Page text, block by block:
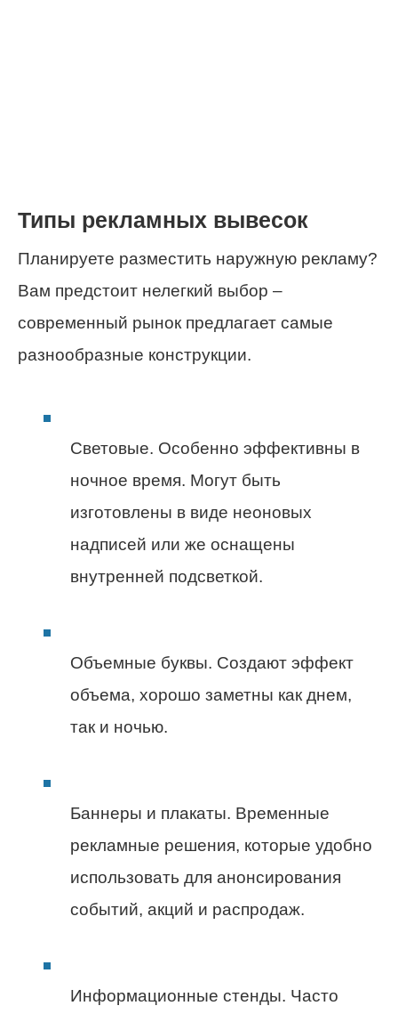
Типы рекламных вывесок
Планируете разместить наружную рекламу?
Вам предстоит нелегкий выбор –
современный рынок предлагает самые
разнообразные конструкции.
Световые. Особенно эффективны в
ночное время. Могут быть
изготовлены в виде неоновых
надписей или же оснащены
внутренней подсветкой.
Объемные буквы. Создают эффект
объема, хорошо заметны как днем,
так и ночью.
Баннеры и плакаты. Временные
рекламные решения, которые удобно
использовать для анонсирования
событий, акций и распродаж.
Информационные стенды. Часто